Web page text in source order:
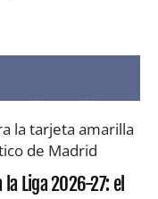
la Liga 2026-27: el